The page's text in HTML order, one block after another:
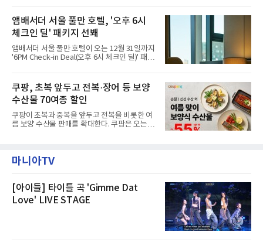
민들의 호응 속에 CFS는 즉시 행동에 나섰다. 지
난 28일 오후 전문 청소업체와
에 대해서는 외부 화재 연기 유입이라고 설명했
고, 2023년 같은 물류센터에서 발생한 화재에
대해서도 쿠팡 입주 전 공사 과정에서 벌어진 일
이라며 선을 그었다.쿠팡은 21일 인천 물류센터
내부에서 불이 타는 냄새가 났다는 의혹과 관련
해 “사실무근”이라는 입장을 밝혔다.회사 측은
“인근에서 지난 15일 다른 회사에서 발생한 대
것으로 확인됐다”고 설명했다.이어 “정확한 화
재 원인은 추후 조사될
앰배서더 서울 풀만 호텔, '오후 6시
체크인 딜' 패키지 선봬
앰배서더 서울 풀만 호텔이 오는 12월 31일까지
'6PM Check-in Deal(오후 6시 체크인 딜)' 패키
으로 여유로운 저녁 시간부터 호텔 스테이를 시
작할 수 있도록 준비됐다.앰배서더 서울 풀만 호
텔 측은 “퇴근 후 또는 주말 도심 속에서 짧지만
온전한 휴식을 원하는 고객들에게 특별한 경험
을 제공한다”고 밝혔다.패키지는 디럭스와 이그
제큐티브 두 가지 타입으로 구성된다. 디럭스 패
키지는 객실 1박(룸 온리)으로 심플한 호캉스를
스 센터 사우나 2인 이용 혜택이 포함된다.특히
클럽 앰배서더 라운지
쿠팡, 초복 앞두고 전복·장어 등 보양
수산물 70여종 할인
쿠팡이 초복과 중복을 앞두고 전복을 비롯한 여
름 보양 수산물 판매를 확대한다. 쿠팡은 오는
우 등이 포함됐다. 쿠팡은 올해 큰 크기의 전복
생산량이 늘어난 점을 반영해 주요 산지 상품을
전복은 산지에서 채취한 뒤 전국으로 직송되는
방식으로 운영된다. 신선도가 중요한 상품인 만
큼 이르면 다음 날 오전 배송이 가능하도록 물류
마니아TV
[아이들] 타이틀 곡 'Gimme Dat
Love' LIVE STAGE